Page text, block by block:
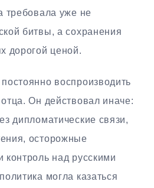
требовала уже не
битвы, а сохранения
дорогой ценой.
воспроизводить
Он действовал иначе:
дипломатические связи,
осторожные
над русскими
могла казаться